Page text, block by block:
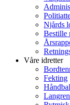
Njårds
Bestille
Våre idretter
Fekting